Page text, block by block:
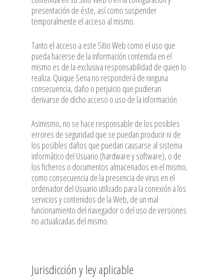
presentación de éste, así como suspender
temporalmente el acceso al mismo.
Tanto el acceso a este Sitio Web como el uso que
pueda hacerse de la información contenida en el
mismo es de la exclusiva responsabilidad de quien lo
realiza. Quique Sena no responderá de ninguna
consecuencia, daño o perjuicio que pudieran
derivarse de dicho acceso o uso de la información.
Asimismo, no se hace responsable de los posibles
errores de seguridad que se puedan producir ni de
los posibles daños que puedan causarse al sistema
informático del Usuario (hardware y software), o de
los ficheros o documentos almacenados en el mismo,
como consecuencia de la presencia de virus en el
ordenador del Usuario utilizado para la conexión a los
servicios y contenidos de la Web, de un mal
funcionamiento del navegador o del uso de versiones
no actualizadas del mismo.
Jurisdicción y ley aplicable